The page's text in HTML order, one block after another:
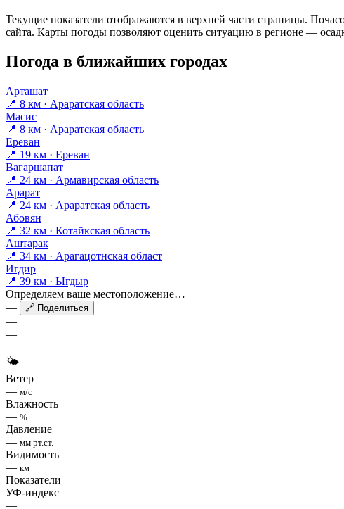
Текущие показатели отображаются в верхней части страницы.
сайта. Карты погоды позволяют оценить ситуацию в регионе —
Погода в ближайших городах
Арташат
📍 8 км · Араратская область
Масис
📍 8 км · Араратская область
Ереван
📍 19 км · Ереван
Вагаршапат
📍 24 км · Армавирская область
Арарат
📍 24 км · Араратская область
Абовян
📍 32 км · Котайкская область
Аштарак
📍 34 км · Арагацотнская област
Игдир
📍 39 км · Ыгдыр
Определяем ваше местоположение…
—
🔗 Поделиться
—
—
—
🌤
Ветер
— м/с
Влажность
— %
Давление
— мм рт.ст.
Видимость
— км
Показатели
УФ-индекс
—